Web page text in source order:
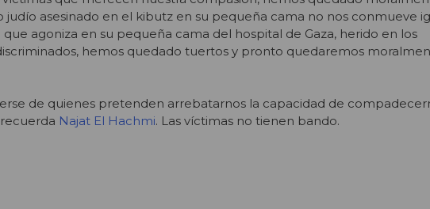
judío asesinado en el kibutz en su pequeña cama no nos conmueve
agoniza en su pequeña cama del hospital de Gaza, herido en los
hemos quedado tuertos y pronto quedaremos
de quienes pretenden arrebatarnos la capacidad de
Najat El Hachmi. Las víctimas no tienen bando.